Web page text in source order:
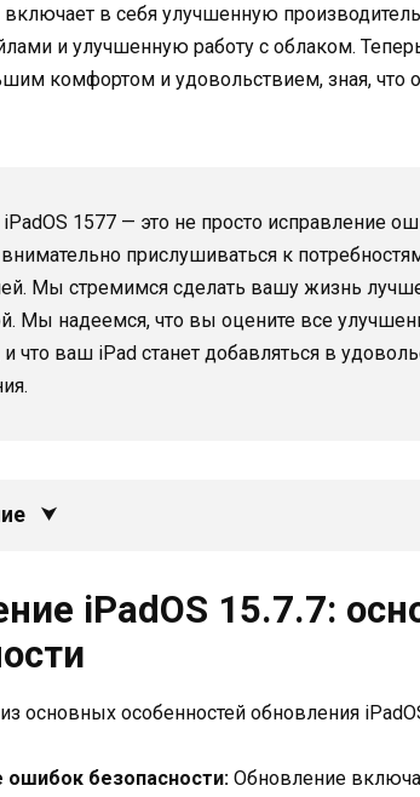
включает в себя улучшенную
и улучшенную работу с облаком.
комфортом и удовольствием, зная, что
1577 — это не просто исправление
прислушиваться к
Мы стремимся сделать вашу жизнь
Мы надеемся, что вы оцените все
что ваш iPad станет добавляться в
iPadOS 15.7.7:
основных особенностей обновления
ошибок безопасности: Обновление